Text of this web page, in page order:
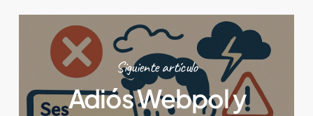
Siguiente artículo
Adiós Webpol y